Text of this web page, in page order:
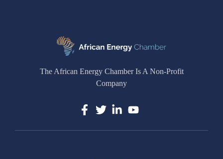
The African Energy Chamber Is A Non-Profit
Company